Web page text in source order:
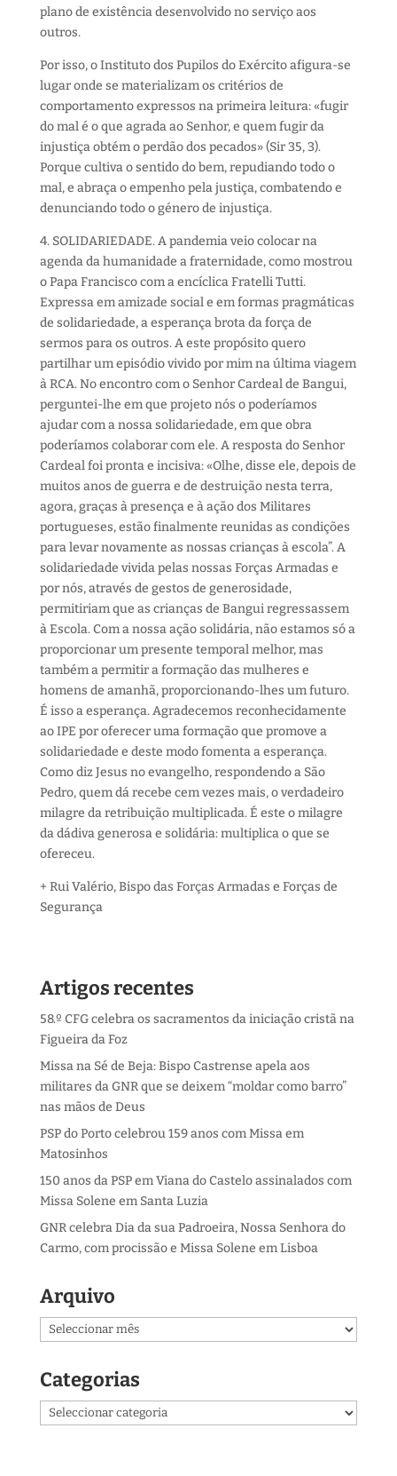
plano de existência desenvolvido no serviço aos
outros.
Por isso, o Instituto dos Pupilos do Exército afigura-se
lugar onde se materializam os critérios de
comportamento expressos na primeira leitura: «fugir
do mal é o que agrada ao Senhor, e quem fugir da
injustiça obtém o perdão dos pecados» (Sir 35, 3).
Porque cultiva o sentido do bem, repudiando todo o
mal, e abraça o empenho pela justiça, combatendo e
denunciando todo o género de injustiça.
4. SOLIDARIEDADE. A pandemia veio colocar na
agenda da humanidade a fraternidade, como mostrou
o Papa Francisco com a encíclica Fratelli Tutti.
Expressa em amizade social e em formas pragmáticas
de solidariedade, a esperança brota da força de
sermos para os outros. A este propósito quero
partilhar um episódio vivido por mim na última viagem
à RCA. No encontro com o Senhor Cardeal de Bangui,
perguntei-lhe em que projeto nós o poderíamos
ajudar com a nossa solidariedade, em que obra
poderíamos colaborar com ele. A resposta do Senhor
Cardeal foi pronta e incisiva: «Olhe, disse ele, depois de
muitos anos de guerra e de destruição nesta terra,
agora, graças à presença e à ação dos Militares
portugueses, estão finalmente reunidas as condições
para levar novamente as nossas crianças à escola”. A
solidariedade vivida pelas nossas Forças Armadas e
por nós, através de gestos de generosidade,
permitiriam que as crianças de Bangui regressassem
à Escola. Com a nossa ação solidária, não estamos só a
proporcionar um presente temporal melhor, mas
também a permitir a formação das mulheres e
homens de amanhã, proporcionando-lhes um futuro.
É isso a esperança. Agradecemos reconhecidamente
ao IPE por oferecer uma formação que promove a
solidariedade e deste modo fomenta a esperança.
Como diz Jesus no evangelho, respondendo a São
Pedro, quem dá recebe cem vezes mais, o verdadeiro
milagre da retribuição multiplicada. É este o milagre
da dádiva generosa e solidária: multiplica o que se
ofereceu.
+ Rui Valério, Bispo das Forças Armadas e Forças de
Segurança
Artigos recentes
58.º CFG celebra os sacramentos da iniciação cristã na
Figueira da Foz
Missa na Sé de Beja: Bispo Castrense apela aos
militares da GNR que se deixem “moldar como barro”
nas mãos de Deus
PSP do Porto celebrou 159 anos com Missa em
Matosinhos
150 anos da PSP em Viana do Castelo assinalados com
Missa Solene em Santa Luzia
GNR celebra Dia da sua Padroeira, Nossa Senhora do
Carmo, com procissão e Missa Solene em Lisboa
Arquivo
Arquivo
Categorias
Categorias